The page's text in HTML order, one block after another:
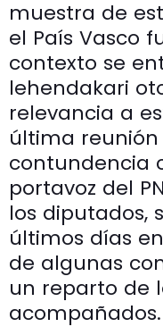
muestra de
el País Vasco
contexto se
lehendakari
relevancia a
última reunión
contundencia
portavoz del
los diputados,
últimos días
de algunas
un reparto de
acompañados.